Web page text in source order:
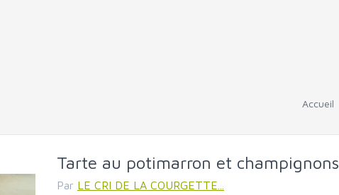
Accueil
Tarte au potimarron et champignons
Par LE CRI DE LA COURGETTE...